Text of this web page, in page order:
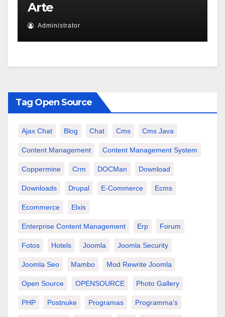
Arte
Administrator
Tag Open Source
Ajax Chat Blog Chat Cms Cms Java
Content Management Content Management System
Coppermine Crm DOCMan Download
Downloads Drupal E-Commerce Ecms
Ecommerce Elxis
Enterprise Content Management Erp Forum
Fotos Hotels Joomla Joomla Security
Joomla Seo Mambo Mod Rewrite Joomla
Open Source OPENSOURCE Photo Gallery
PHP Postnuke Programas Programma's